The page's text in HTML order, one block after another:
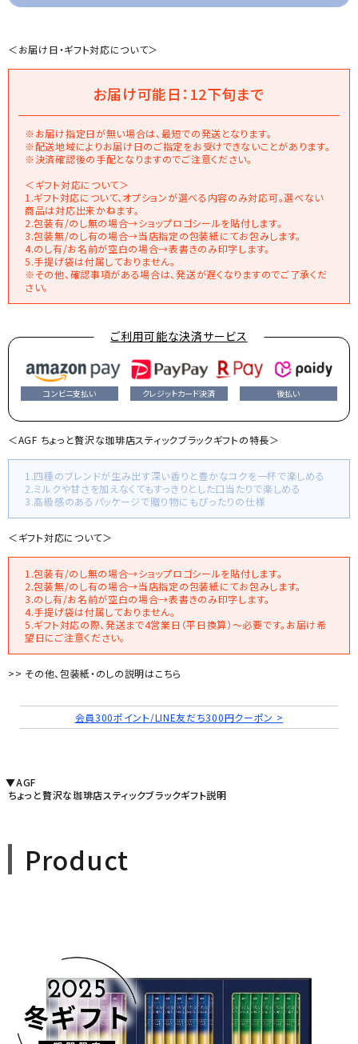
＜お届け日・ギフト対応について＞
お届け可能日：12下旬まで
※お届け指定日が無い場合は、最短での発送となります。
※配送地域によりお届け日のご指定をお受けできないことがあります。
※決済確認後の手配となりますのでご注意ください。
＜ギフト対応について＞
1.ギフト対応について、オプションが選べる内容のみ対応可。選べない
商品は対応出来かねます。
2.包装有/のし無の場合→ショップロゴシールを貼付します。
3.包装無/のし有の場合→当店指定の包装紙にてお包みします。
4.のし有/お名前が空白の場合→表書きのみ印字します。
5.手提げ袋は付属しておりません。
※その他、確認事項がある場合は、発送が遅くなりますのでご了承くだ
さい。
ご利用可能な決済サービス
コンビニ支払い クレジットカード決済 後払い
＜AGF ちょっと贅沢な珈琲店スティックブラックギフトの特長＞
1.四種のブレンドが生み出す深い香りと豊かなコクを一杯で楽しめる
2.ミルクや甘さを加えなくてもすっきりとした口当たりで楽しめる
3.高級感のあるパッケージで贈り物にもぴったりの仕様
＜ギフト対応について＞
1.包装有/のし無の場合→ショップロゴシールを貼付します。
2.包装無/のし有の場合→当店指定の包装紙にてお包みします。
3.のし有/お名前が空白の場合→表書きのみ印字します。
4.手提げ袋は付属しておりません。
5.ギフト対応の際、発送まで4営業日（平日換算）～必要です。お届け希
望日にご注意ください。
>> その他、包装紙・のしの説明はこちら
会員300ポイント/LINE友だち300円クーポン >
▼AGF
ちょっと贅沢な珈琲店スティックブラックギフト説明
Product